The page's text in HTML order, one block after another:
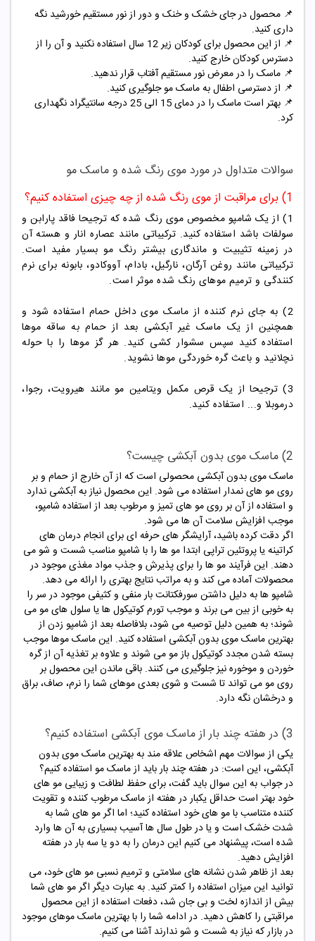
📌 محصول در جای خشک و خنک و دور از نور مستقیم خورشید نگه
داری کنید.
📌
از این محصول برای کودکان زیر 12 سال استفاده نکنید و آن را از
دسترس کودکان خارج کنید.
📌 ماسک را در معرض نور مستقیم آفتاب قرار ندهید.
📌 از دسترسی اطفال به ماسک مو جلوگیری کنید.
📌
بهتر است ماسک را در دمای 15 الی 25 درجه سانتیگراد نگهداری
کرد.
سوالات متداول در مورد موی رنگ شده و ماسک مو
1) برای مراقبت از موی رنگ شده از چه چیزی استفاده کنیم؟
1) از یک شامپو مخصوص موی رنگ شده که ترجیحا فاقد پارابن و
سولفات باشد استفاده کنید. ترکیباتی مانند عصاره انار و هسته آن
در زمینه تثیبیت و ماندگاری بیشتر رنگ مو بسیار مفید است.
ترکیباتی مانند روغن آرگان، نارگیل، بادام، آووکادو، بابونه برای نرم
کنندگی و ترمیم موهای رنگ شده موثر است.
2) به جای نرم کننده از ماسک موی داخل حمام استفاده شود و
همچنین از یک ماسک غیر آبکشی بعد از حمام به ساقه موها
استفاده کنید سپس سشوار کشی کنید. هر گز موها را با حوله
نچلانید و باعث گره خوردگی موها نشوید.
3) ترجیحا از یک قرص مکمل ویتامین مو مانند هیرویت، رجوا،
درموبلا و... استفاده کنید.
2) ماسک موی بدون آبکشی چیست؟
ماسک موی بدون آبکشی محصولی است که از آن خارج از حمام و بر
روی مو های نمدار استفاده می شود. این محصول نیاز به آبکشی ندارد
و استفاده از آن بر روی مو های تمیز و مرطوب بعد از استفاده شامپو،
موجب افزایش سلامت آن ها می شود.
اگر دقت کرده باشید، آرایشگر های حرفه ای برای انجام درمان های
کراتینه یا پروتئین تراپی ابتدا مو ها را با شامپو مناسب شست و شو می
دهند. این فرآیند مو ها را برای پذیرش و جذب مواد مغذی موجود در
محصولات آماده می کند و به مراتب نتایج بهتری را ارائه می دهد.
شامپو ها به دلیل داشتن سورفکتانت‌ بار منفی و کثیفی موجود در سر را
به خوبی از بین می برند و موجب تورم کوتیکول ها یا سلول های مو می
شوند؛ به همین دلیل توصیه می شود، بلافاصله بعد از شامپو زدن از
بهترین ماسک موی بدون آبکشی استفاده کنید. این ماسک موها موجب
بسته شدن مجدد کوتیکول باز مو می شوند و علاوه بر تغذیه آن از گره
خوردن و موخوره نیز جلوگیری می کنند. باقی ماندن این محصول بر
روی مو می تواند تا شست و شوی بعدی موهای شما را نرم، صاف، براق
و درخشان نگه دارد.
3) در هفته چند بار از ماسک موی آبکشی استفاده کنیم؟
یکی از سوالات مهم اشخاص علاقه مند به بهترین ماسک موی بدون
آبکشی، این است: در هفته چند بار باید از ماسک مو استفاده کنیم؟
در جواب به این سوال باید گفت، برای حفظ لطافت و زیبایی مو های
خود بهتر است حداقل یکبار در هفته از ماسک مرطوب کننده و تقویت
کننده متناسب با مو های خود استفاده کنید؛ اما اگر مو های شما به
شدت خشک است و یا در طول سال ها آسیب بسیاری به آن ها وارد
شده است، پیشنهاد می کنیم این درمان را به دو یا سه بار در هفته
افزایش دهید.
بعد از ظاهر شدن نشانه های سلامتی و ترمیم نسبی مو های خود، می
توانید این میزان استفاده را کمتر کنید. به عبارت دیگر اگر مو های شما
بیش از اندازه لخت و بی جان شد، دفعات استفاده از این محصول
مراقبتی را کاهش دهید. در ادامه شما را با بهترین ماسک موهای موجود
در بازار که نیاز به شست و شو ندارند آشنا می کنیم.